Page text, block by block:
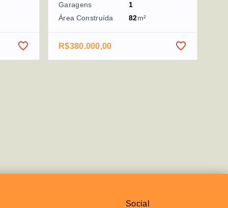
Garagens
1
Área Construída
82m²
R$380.000,00
Social